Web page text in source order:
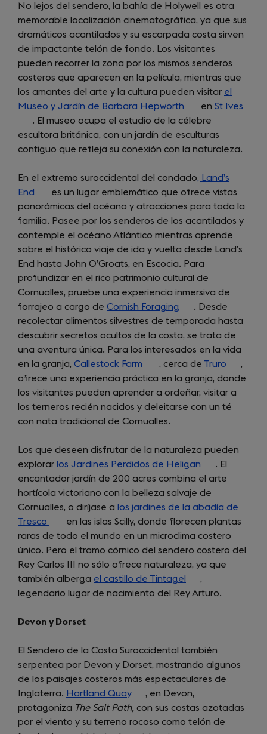
new
tab)
No lejos del sendero, la bahía de Holywell es otra
memorable localización cinematográfica, ya que sus
dramáticos acantilados y su escarpada costa sirven
de impactante telón de fondo. Los visitantes
pueden recorrer la zona por los mismos senderos
costeros que aparecen en la película, mientras que
los amantes del arte y la cultura pueden visitar el
Museo y Jardín de Barbara Hepworth
(opens
in
a
new
en St Ives
. El museo ocupa el estudio de la célebre
escultora británica, con un jardín de esculturas
contiguo que refleja su conexión con la naturaleza.
En el extremo suroccidental del condado, Land’s
End
(opens
in
a
new
tab)
es un lugar emblemático que ofrece vistas
panorámicas del océano y atracciones para toda la
familia. Pasee por los senderos de los acantilados y
contemple el océano Atlántico mientras aprende
sobre el histórico viaje de ida y vuelta desde Land’s
End hasta John O’Groats, en Escocia. Para
profundizar en el rico patrimonio cultural de
Cornualles, pruebe una experiencia inmersiva de
forrajeo a cargo de Cornish Foraging (opens
in
a
new
tab)
. Desde
recolectar alimentos silvestres de temporada hasta
descubrir secretos ocultos de la costa, se trata de
una aventura única. Para los interesados en la vida
en la granja, Callestock Farm (opens
in
a
new
tab)
, cerca de Truro (opens
in
a
new
,
ofrece una experiencia práctica en la granja, donde
los visitantes pueden aprender a ordeñar, visitar a
los terneros recién nacidos y deleitarse con un té
con nata tradicional de Cornualles.
Los que deseen disfrutar de la naturaleza pueden
explorar los Jardines Perdidos de Heligan (opens
in
a
new
tab)
. El
encantador jardín de 200 acres combina el arte
hortícola victoriano con la belleza salvaje de
Cornualles, o diríjase a los jardines de la abadía de
Tresco
(opens
in
a
new
tab)
en las islas Scilly, donde florecen plantas
raras de todo el mundo en un microclima costero
único. Pero el tramo córnico del sendero costero del
Rey Carlos III no sólo ofrece naturaleza, ya que
también alberga el castillo de Tintagel
(opens
in
,
legendario lugar de nacimiento del Rey Arturo.
Devon y Dorset
El Sendero de la Costa Suroccidental también
serpentea por Devon y Dorset, mostrando algunos
de los paisajes costeros más espectaculares de
Inglaterra. Hartland Quay(opens
in
a
, en Devon,
protagoniza The Salt Path, con sus costas azotadas
por el viento y su terreno rocoso como telón de